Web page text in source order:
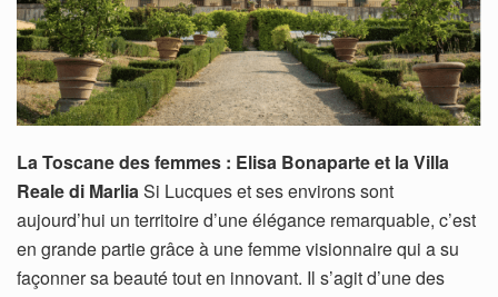
La Toscane des femmes : Elisa Bonaparte et la Villa
Reale di MarliaSi Lucques et ses environs sont
aujourd’hui un territoire d’une élégance remarquable, c’est
en grande partie grâce à une femme visionnaire qui a su
façonner sa beauté tout en innovant. Il s’agit d’une des